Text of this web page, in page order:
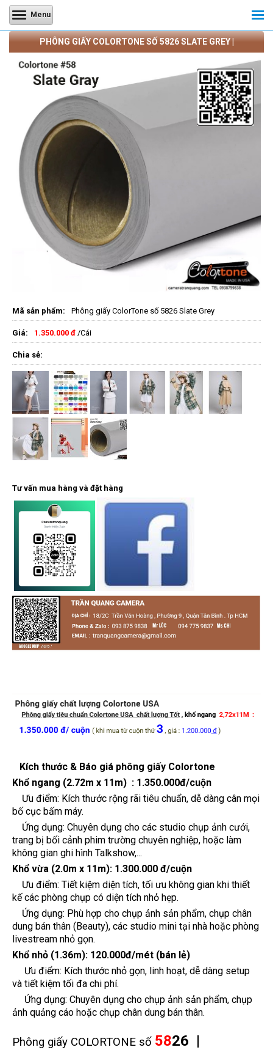
Menu
PHÔNG GIẤY COLORTONE SỐ 5826 SLATE GREY |
Mã sản phẩm: Phông giấy ColorTone số 5826 Slate Grey
Giá: 1.350.000 đ /Cái
Chia sẻ:
Tư vấn mua hàng và đặt hàng
Kích thước & Báo giá phông giấy Colortone
Khổ ngang (2.72m x 11m) : 1.350.000đ/cuộn
Ưu điểm: Kích thước rộng rãi tiêu chuẩn, dễ dàng cân mọi
bố cục bấm máy.
Ứng dụng: Chuyên dụng cho các studio chụp ảnh cưới,
trang bị bối cảnh phim trường chuyên nghiệp, hoặc làm
không gian ghi hình Talkshow,...
Khổ vừa (2.0m x 11m): 1.300.000 đ/cuộn
Ưu điểm: Tiết kiệm diện tích, tối ưu không gian khi thiết
kế các phòng chụp có diện tích nhỏ hẹp.
Ứng dụng: Phù hợp cho chụp ảnh sản phẩm, chụp chân
dung bán thân (Beauty), các studio mini tại nhà hoặc phòng
livestream nhỏ gọn.
Khổ nhỏ (1.36m): 120.000đ/mét (bán lẻ)
Ưu điểm: Kích thước nhỏ gọn, linh hoạt, dễ dàng setup
và tiết kiệm tối đa chi phí.
Ứng dụng: Chuyên dụng cho chụp ảnh sản phẩm, chụp
ảnh quảng cáo hoặc chụp chân dung bán thân.
Phông giấy COLORTONE số 5826 |